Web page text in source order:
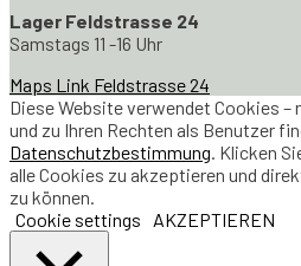
Lager Feldstrasse 24
Samstags 11 -16 Uhr
Maps Link Feldstrasse 24
Diese Website verwendet Cookies –
und zu Ihren Rechten als Benutzer
Datenschutzbestimmung. Klicken
alle Cookies zu akzeptieren und
zu können.
Cookie settings
AKZEPTIEREN